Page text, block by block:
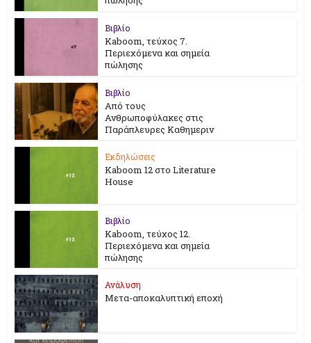
Βιβλίο
Kaboom, τεύχος 7.
Περιεχόμενα και σημεία
πώλησης
Βιβλίο
Από τους
Ανθρωποφύλακες στις
Παράπλευρες Καθημεριν
Εκδηλώσεις
Kaboom 12 στο Literature
House
Βιβλίο
Kaboom, τεύχος 12.
Περιεχόμενα και σημεία
πώλησης
Ανάλυση
Μετα-αποκαλυπτική εποχή